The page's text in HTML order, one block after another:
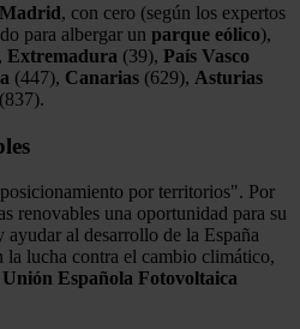
Madrid, con cero (según los expertos
para albergar un parque eólico),
Extremadura (39), País Vasco
(447), Canarias (629), Asturias
(837).
por territorios". Por
renovables una oportunidad para su
ayudar al desarrollo de la España
la lucha contra el cambio climático,
Unión Española Fotovoltaica